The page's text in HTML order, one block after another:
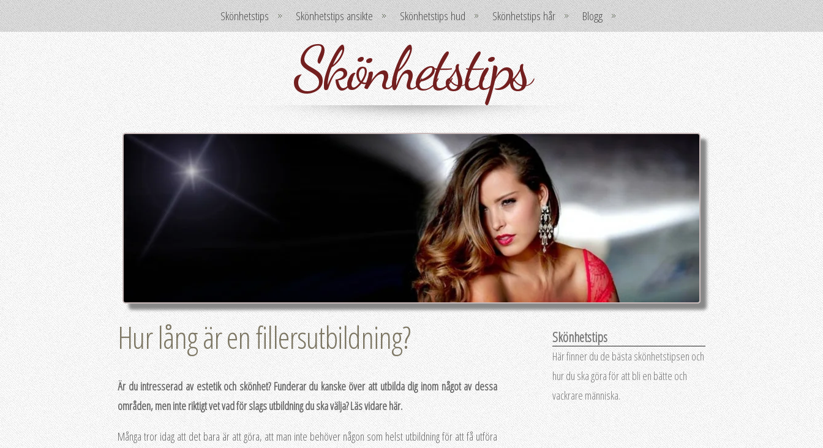
Skönhetstips Skönhetstips ansikte Skönhetstips hud Skönhetstips hår Blogg
Skönhetstips
Hur lång är en fillersutbildning?
Är du intresserad av estetik och skönhet? Funderar du kanske över att utbilda dig inom något av dessa
områden, men inte riktigt vet vad för slags utbildning du ska välja? Läs vidare här.
Många tror idag att det bara är att göra, att man inte behöver någon som helst utbildning för att få utföra
Skönhetstips
Här finner du de bästa skönhetstipsen och
hur du ska göra för att bli en bätte och
vackrare människa.